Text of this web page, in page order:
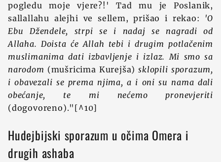
pogledu moje vjere?!' Tad mu je Poslanik,
sallallahu alejhi ve sellem, prišao i rekao: 'O
Ebu Džendele, strpi se i nadaj se nagradi od
Allaha. Doista će Allah tebi i drugim potlačenim
muslimanima dati izbavljenje i izlaz. Mi smo sa
narodom (mušricima Kurejša)sklopili sporazum,
i obavezali se prema njima, a i oni su nama dali
obećanje, te mi nećemo pronevjeriti
(dogovoreno)."[^10]
Hudejbijski sporazum u očima Omera i
drugih ashaba